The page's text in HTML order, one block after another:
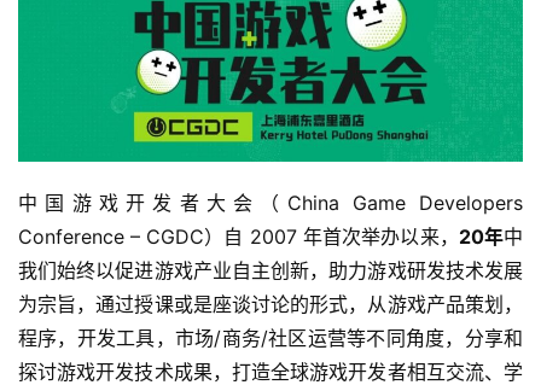
中国游戏开发者大会（China Game Developers
Conference – CGDC）自 2007 年首次举办以来， 20年中
我们始终以促进游戏产业自主创新，助力游戏研发技术发展
为宗旨，通过授课或是座谈讨论的形式，从游戏产品策划，
程序，开发工具，市场/商务/社区运营等不同角度，分享和
探讨游戏开发技术成果，打造全球游戏开发者相互交流、学